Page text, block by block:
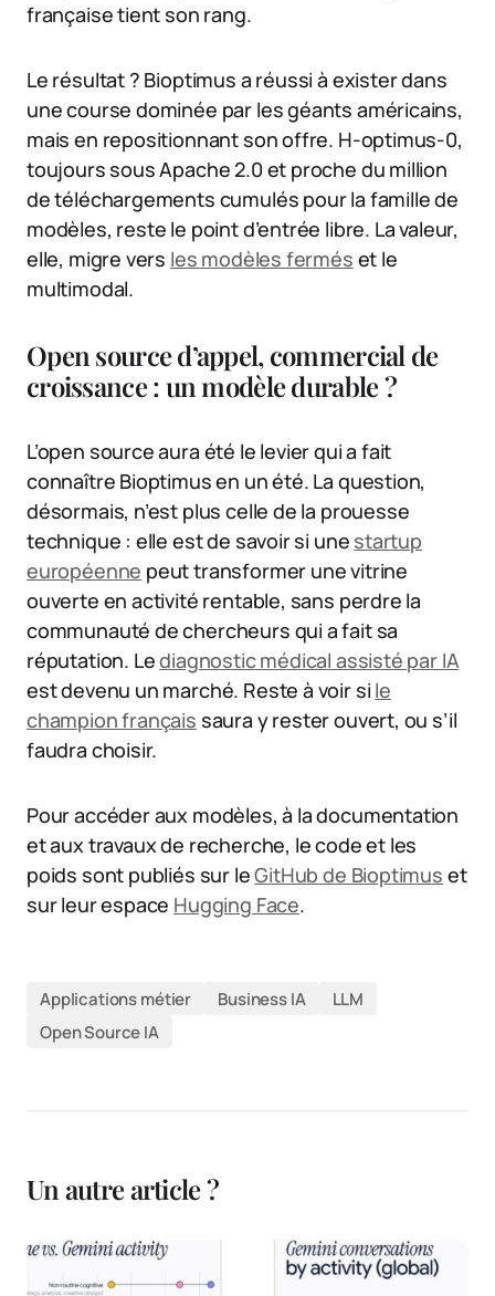
française tient son rang.
Le résultat ? Bioptimus a réussi à exister dans
une course dominée par les géants américains,
mais en repositionnant son offre. H-optimus-0,
toujours sous Apache 2.0 et proche du million
de téléchargements cumulés pour la famille de
modèles, reste le point d’entrée libre. La valeur,
elle, migre vers les modèles fermés et le
multimodal.
Open source d’appel, commercial de
croissance : un modèle durable ?
L’open source aura été le levier qui a fait
connaître Bioptimus en un été. La question,
désormais, n’est plus celle de la prouesse
technique : elle est de savoir si une startup
européenne peut transformer une vitrine
ouverte en activité rentable, sans perdre la
communauté de chercheurs qui a fait sa
réputation. Lediagnostic médical assisté par IA
est devenu un marché. Reste à voir si le
champion français saura y rester ouvert, ou s’il
faudra choisir.
Pour accéder aux modèles, à la documentation
et aux travaux de recherche, le code et les
poids sont publiés sur leGitHub de Bioptimus et
sur leur espace Hugging Face.
Applications métier Business IA
LLM
Open Source IA
Un autre article ?